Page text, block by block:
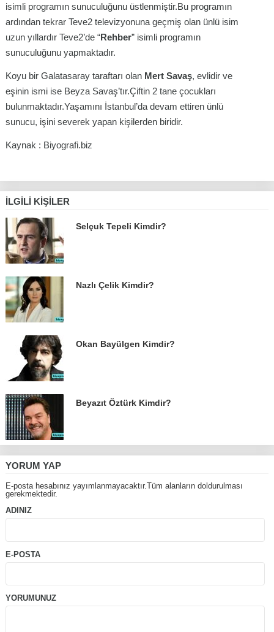
isimli programın sunuculuğunu üstlenmiştir.Bu programın
ardından tekrar Teve2 televizyonuna geçmiş olan ünlü isim
uzun yıllardır Teve2’de “Rehber” isimli programın
sunuculuğunu yapmaktadır.
Koyu bir Galatasaray taraftarı olan Mert Savaş, evlidir ve
eşinin ismi ise Beyza Savaş’tır.Çiftin 2 tane çocukları
bulunmaktadır.Yaşamını İstanbul’da devam ettiren ünlü
sunucu, işini severek yapan kişilerden biridir.
Kaynak : Biyografi.biz
İLGILI KIŞILER
Selçuk Tepeli Kimdir?
Nazlı Çelik Kimdir?
Okan Bayülgen Kimdir?
Beyazıt Öztürk Kimdir?
YORUM YAP
E-posta hesabınız yayımlanmayacaktır.Tüm alanların doldurulması
gerekmektedir.
ADINIZ
E-POSTA
YORUMUNUZ